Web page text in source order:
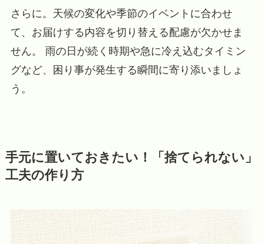
さらに。天候の変化や季節のイベントに合わせ
て、お届けする内容を切り替える配慮が欠かせま
せん。 雨の日が続く時期や急に冷え込むタイミン
グなど、困り事が発生する瞬間に寄り添いましょ
う。
手元に置いておきたい！「捨てられない」
工夫の作り方